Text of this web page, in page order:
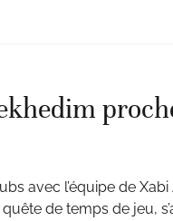
avec l’équipe de
de temps de jeu,